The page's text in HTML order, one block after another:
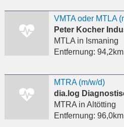
MTLAin Ismaning
Entfernung: 94,2km
MTRA (m/w/d)
MTRAin Altötting
Entfernung: 96,0km